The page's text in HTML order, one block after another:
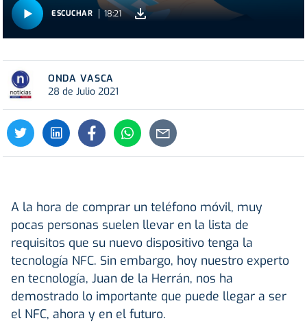
ESCUCHAR 18:21
ONDA VASCA
28 de Julio 2021
A la hora de comprar un teléfono móvil, muy
pocas personas suelen llevar en la lista de
requisitos que su nuevo dispositivo tenga la
tecnología NFC. Sin embargo, hoy nuestro experto
en tecnología, Juan de la Herrán, nos ha
demostrado lo importante que puede llegar a ser
el NFC, ahora y en el futuro.